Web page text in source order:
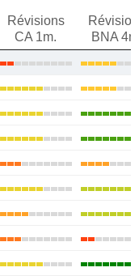
Révisions
CA 1m.
BNA